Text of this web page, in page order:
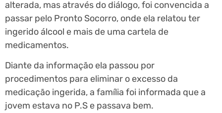
alterada, mas através do diálogo, foi convencida a
passar pelo Pronto Socorro, onde ela relatou ter
ingerido álcool e mais de uma cartela de
medicamentos.
Diante da informação ela passou por
procedimentos para eliminar o excesso da
medicação ingerida, a família foi informada que a
jovem estava no P.S e passava bem.